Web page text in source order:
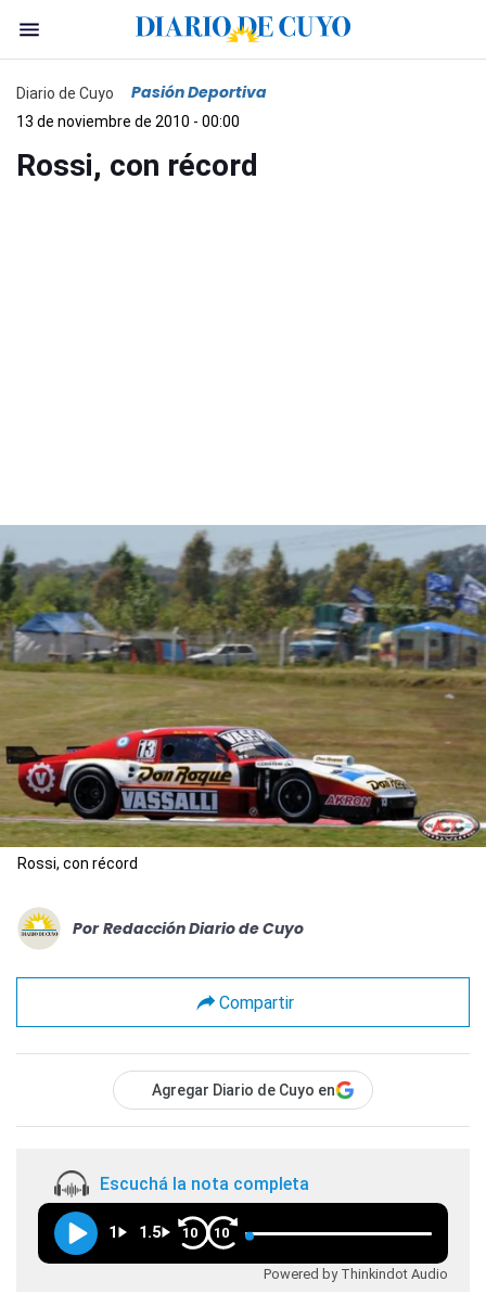
Diario de Cuyo Pasión Deportiva
13 de noviembre de 2010 - 00:00
Rossi, con récord
Rossi, con récord
Por Redacción Diario de Cuyo
Compartir
Agregar Diario de Cuyo en
Escuchá la nota completa
1 1.5 10 10
Powered by Thinkindot Audio